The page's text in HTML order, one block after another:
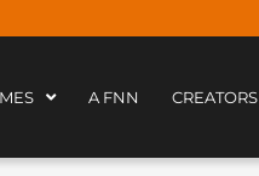
A FNN CREATORS